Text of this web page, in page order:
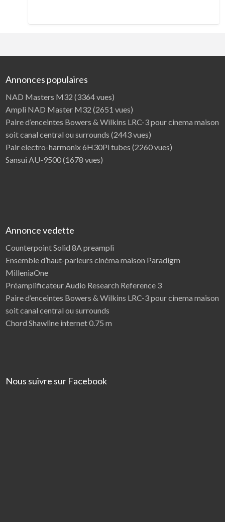
Annonces populaires
NAD Masters M32 (3364 vues)
Ampli NAD Master M32 (2651 vues)
Paire d’enceintes Bowers & Wilkins LRC-3 pour cinema maison
soit canal central ou surrounds (2443 vues)
Pair electro-harmonix 6H30Pi tubes (2260 vues)
Sansui AU-9500(1678 vues)
Annonce vedette
Counterpoint Solid 8A preampli
Ensemble d’haut-parleurs cinéma maison Paradigm
MilleniaOne
Préamplificateur Audio Research Reference 3
Paire d’enceintes Bowers & Wilkins LRC-3 pour cinema maison
soit canal central ou surrounds
Chord Shawline internet 0.75 m
Nous suivre sur Facebook